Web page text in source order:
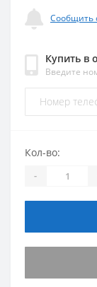
Сообщить
Купить в
Введите
Кол-во:
-